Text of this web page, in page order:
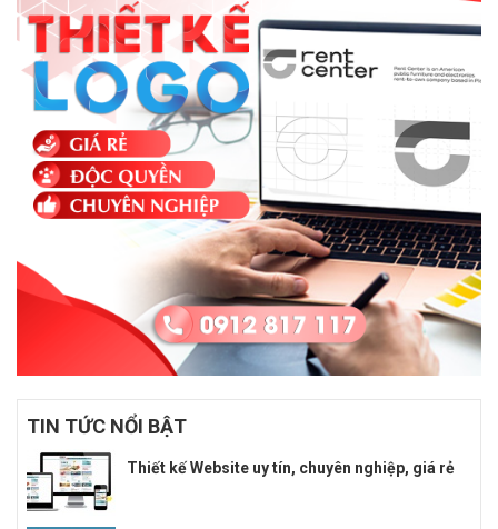
TIN TỨC NỔI BẬT
Thiết kế Website uy tín, chuyên nghiệp, giá rẻ